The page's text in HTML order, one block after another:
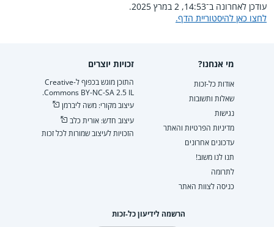
עודכן לאחרונה ב־14:53, 2 במרץ 2025.
לחצו כאן להיסטוריית הדף.
מי אנחנו?
אודות כל-זכות
שאלות ותשובות
נגישות
מדיניות הפרטיות והאתר
עדכונים אחרונים
תנו לנו משוב!
לתרומה
כניסה לצוות האתר
זכויות יוצרים
התוכן מוגש בכפוף ל-Creative
Commons BY-NC-SA 2.5 IL.
עיצוב מקורי: משה ליברמן
עיצוב חדש: אורית כלב
הזכויות לעיצוב שמורות לכל זכות
הרשמה לידיעון כל-זכות